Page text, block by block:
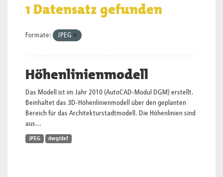
1 Datensatz gefunden
Formate: JPEG
Höhenlinienmodell
Das Modell ist im Jahr 2010 (AutoCAD-Modul DGM) erstellt.
Beinhaltet das 3D-Höhenlinienmodell über den geplanten
Bereich für das Architekturstadtmodell. Die Höhenlinien sind
aus...
JPEG dwg/dxf